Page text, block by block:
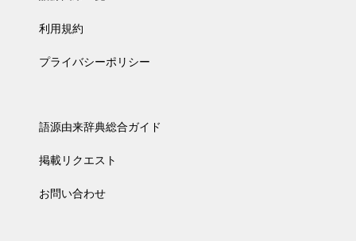
利用規約
プライバシーポリシー
語源由来辞典総合ガイド
掲載リクエスト
お問い合わせ